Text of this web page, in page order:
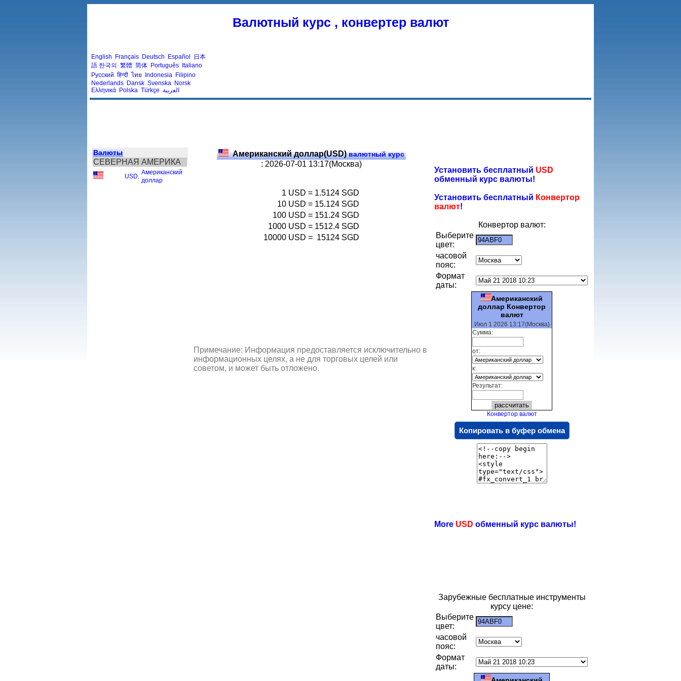
Валютный курс , конвертер валют
English Français Deutsch Español
日本
語 한국의 繁體 简体 Português Italiano
Русский हिन्दी ไทย Indonesia Filipino
Nederlands Dansk Svenska Norsk
Ελληνικά Polska Türkçe العربية
Валюты
СЕВЕРНАЯ АМЕРИКА
USD
Американский
доллар
Американский доллар(USD)валютный курс
: 2026-07-01 13:17(Москва)
1 USD = 1.5124 SGD
10 USD = 15.124 SGD
100 USD = 151.24 SGD
1000 USD = 1512.4 SGD
10000 USD = 15124 SGD
Примечание: Информация предоставляется исключительно в
информационных целях, а не для торговых целей или
советом, и может быть отложено.
Установить бесплатный USD
обменный курс валюты!
Установить бесплатный Конвертор
валют!
Конвертор валют:
Выберите
цвет:
часовой
пояс:
Формат
даты:
Американский
доллар Конвертор
валют
Июл 1 2026 13:17(Москва)
Сумма:
от:
к:
Результат:
Конвертор валют
Копировать в буфер обмена
More USD обменный курс валюты!
Зарубежные бесплатные инструменты
курсу цене:
Выберите
цвет:
часовой
пояс:
Формат
даты: